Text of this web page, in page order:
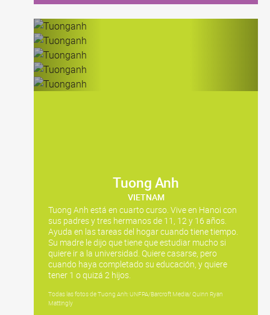
Tuong Anh
VIETNAM
Tuong Anh está en cuarto curso. Vive en Hanoi con
sus padres y tres hermanos de 11, 12 y 16 años.
Ayuda en las tareas del hogar cuando tiene tiempo.
Su madre le dijo que tiene que estudiar mucho si
quiere ir a la universidad. Quiere casarse, pero
cuando haya completado su educación, y quiere
tener 1 o quizá 2 hijos.
Todas las fotos de Tuong Anh: UNFPA/Barcroft Media/ Quinn Ryan
Mattingly